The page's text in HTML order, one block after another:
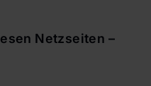
Netzseiten –